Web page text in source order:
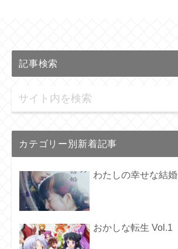
記事検索
カテゴリー別新着記事
わたしの幸せな結婚
おかしな転生 Vol.1